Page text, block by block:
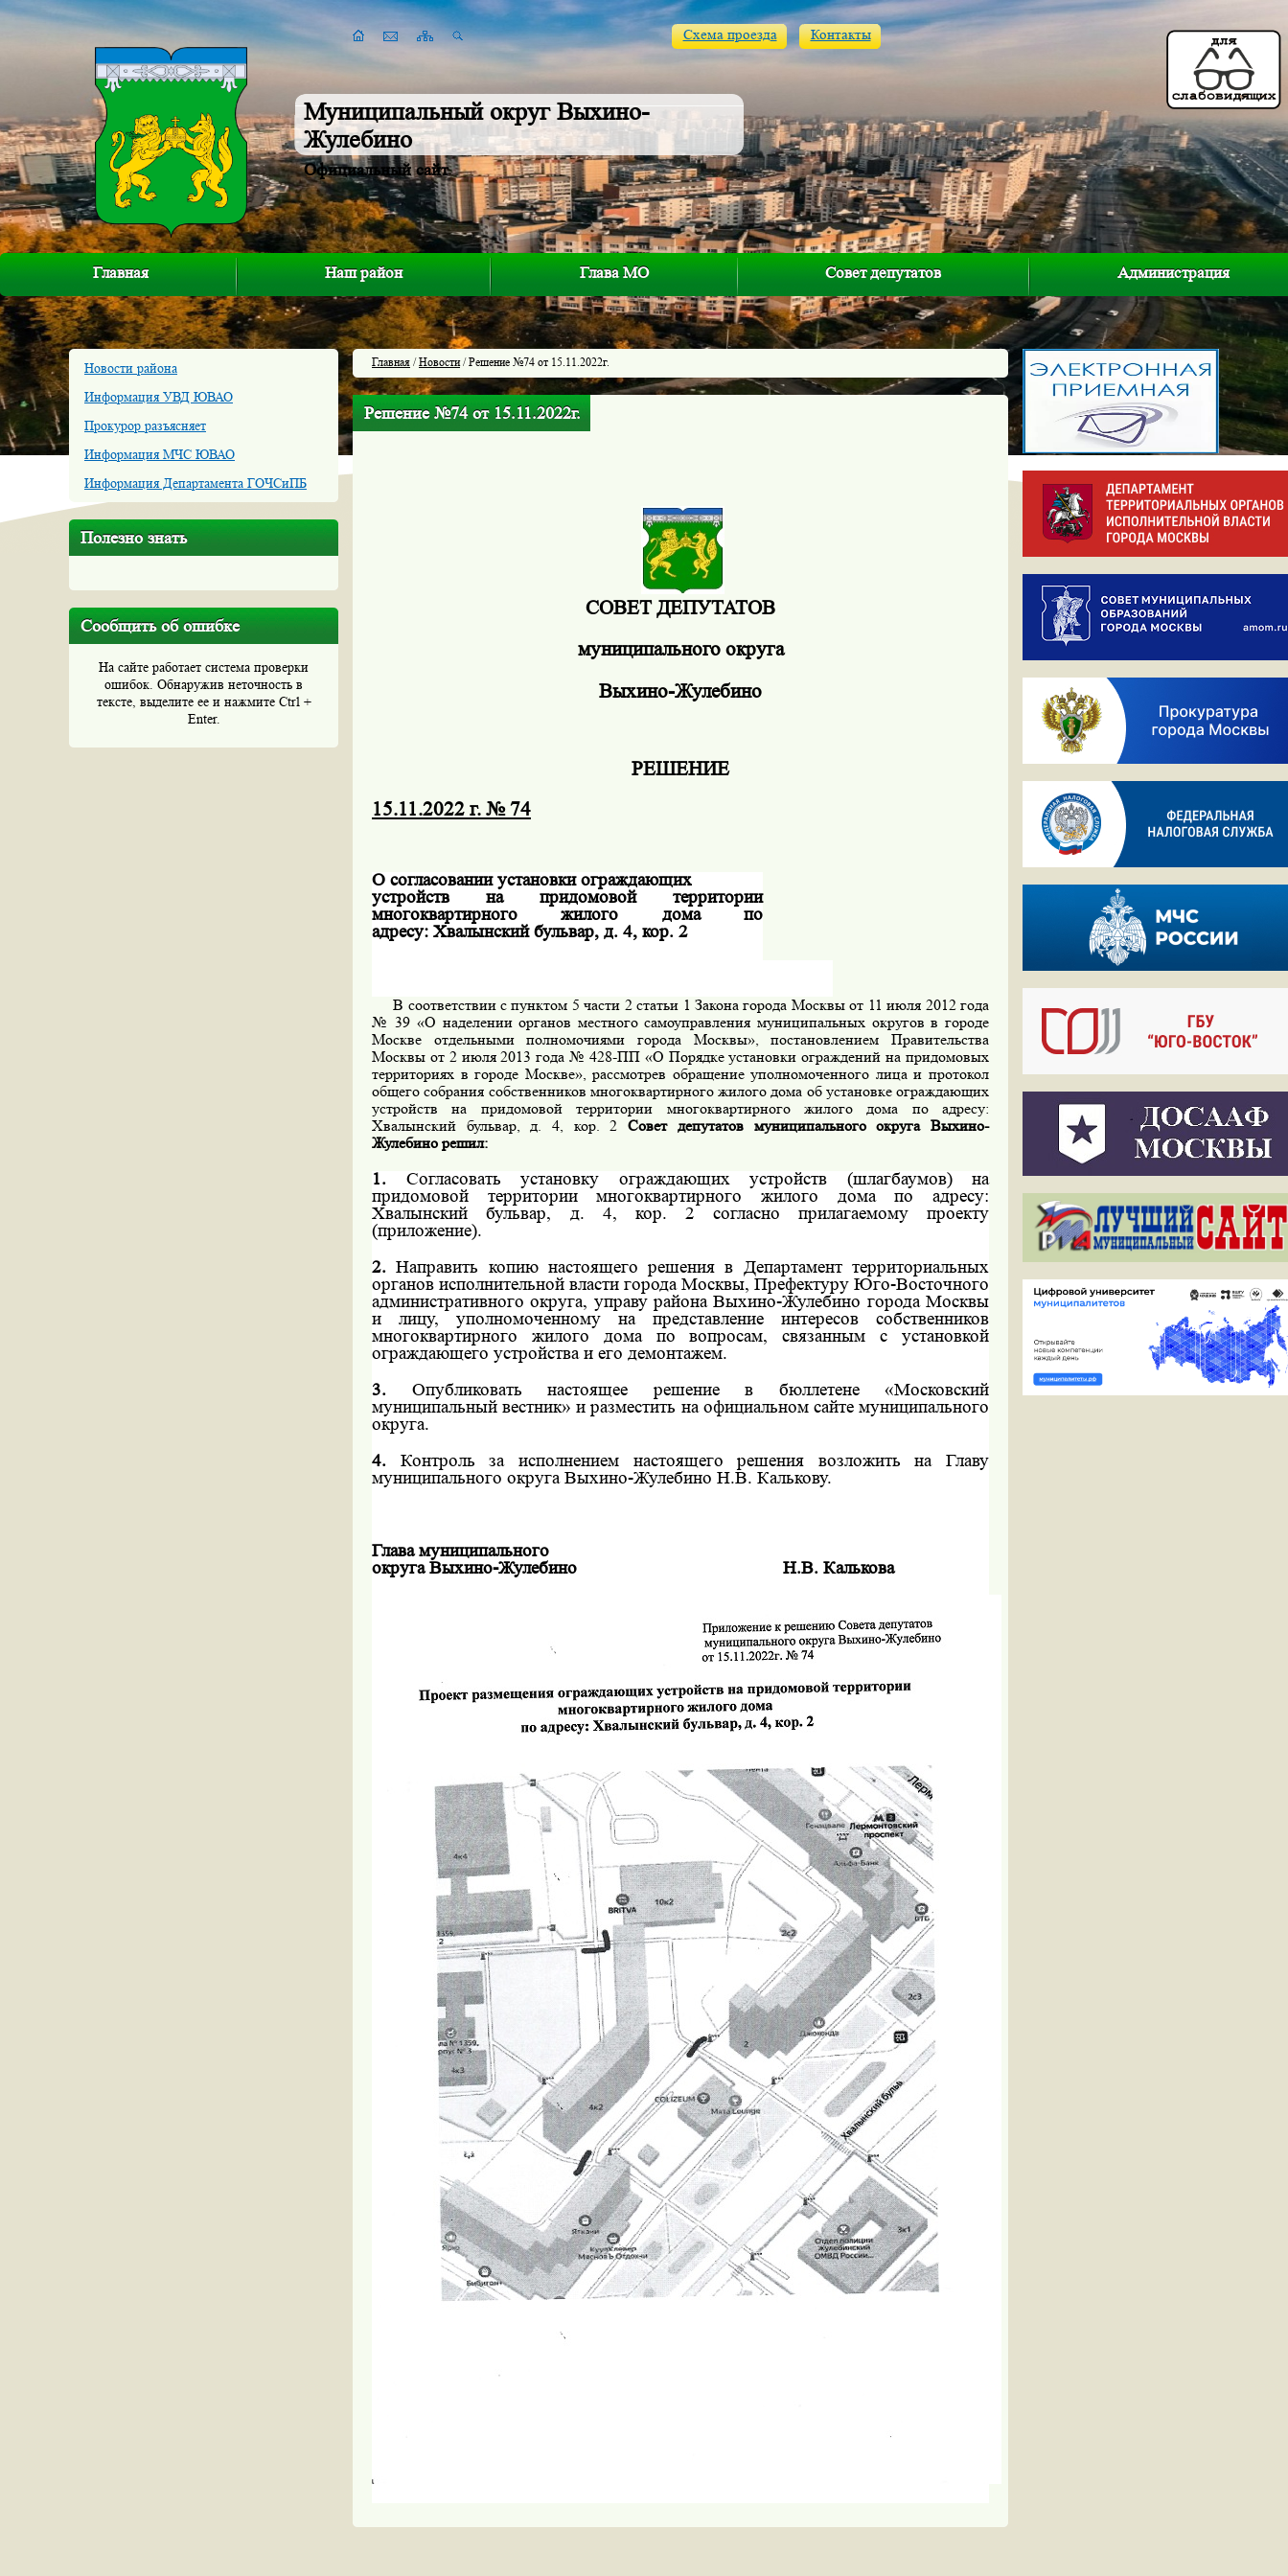
Муниципальный округ Выхино-
Жулебино
Официальный сайт
Схема проезда Контакты
Главная Наш район Глава МО Совет депутатов Администрация
Новости района
Информация УВД ЮВАО
Прокурор разъясняет
Информация МЧС ЮВАО
Информация Департамента ГОЧСиПБ
Полезно знать
Сообщить об ошибке
На сайте работает система проверки
ошибок. Обнаружив неточность в
тексте, выделите ее и нажмите Ctrl +
Enter.
Главная /Новости/ Решение №74 от 15.11.2022г.
Решение №74 от 15.11.2022г.
СОВЕТ ДЕПУТАТОВ
муниципального округа
Выхино-Жулебино
РЕШЕНИЕ
15.11.2022 г. № 74
О согласовании установки ограждающих
устройств на придомовой территории
многоквартирного жилого дома по
адресу: Хвалынский бульвар, д. 4, кор. 2
В соответствии с пунктом 5 части 2 статьи 1 Закона города Москвы от 11 июля 2012 года
№ 39 «О наделении органов местного самоуправления муниципальных округов в городе
Москве отдельными полномочиями города Москвы», постановлением Правительства
Москвы от 2 июля 2013 года № 428-ПП «О Порядке установки ограждений на придомовых
территориях в городе Москве», рассмотрев обращение уполномоченного лица и протокол
общего собрания собственников многоквартирного жилого дома об установке ограждающих
устройств на придомовой территории многоквартирного жилого дома по адресу:
Хвалынский бульвар, д. 4, кор. 2Совет депутатов муниципального округа Выхино-
Жулебино решил:
1. Согласовать установку ограждающих устройств (шлагбаумов) на
придомовой территории многоквартирного жилого дома по адресу:
Хвалынский бульвар, д. 4, кор. 2
согласно прилагаемому проекту
(приложение).
2.Направить копию настоящего решения в Департамент территориальных
органов исполнительной власти города Москвы, Префектуру Юго-Восточного
административного округа, управу района Выхино-Жулебино города Москвы
и лицу, уполномоченному на представление интересов собственников
многоквартирного жилого дома по вопросам, связанным с установкой
ограждающего устройства и его демонтажем.
3. Опубликовать настоящее решение в бюллетене «Московский
муниципальный вестник» и разместить на официальном сайте муниципального
округа.
4. Контроль за исполнением настоящего решения возложить на Главу
муниципального округа Выхино-Жулебино Н.В. Калькову.
Глава муниципального
округа Выхино-Жулебино
Н.В. Калькова